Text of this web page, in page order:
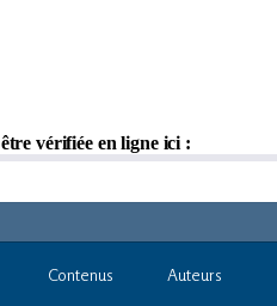
Contenus Auteurs